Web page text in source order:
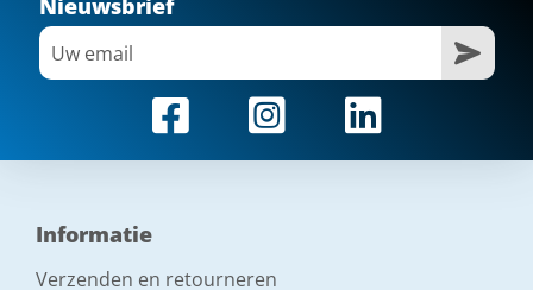
Nieuwsbrief
Informatie
Verzenden en retourneren